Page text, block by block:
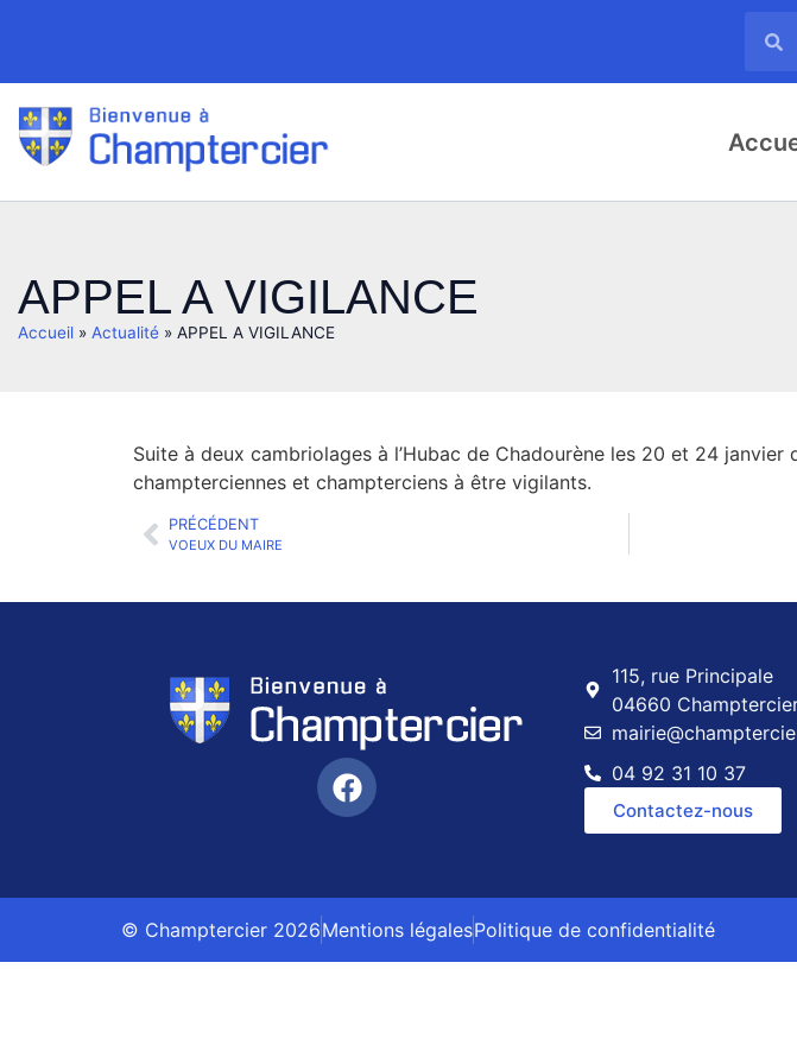
APPEL A VIGILANCE
Accueil » Actualité » APPEL A VIGILANCE
Suite à deux cambriolages à l’Hubac de Chadourène les 20 et 24 janvier
champterciennes et champterciens à être vigilants.
PRÉCÉDENT
VOEUX DU MAIRE
115, rue Principale
04660
04 92 31 10 37
Contactez-nous
© Champtercier 2026Mentions légalesPolitique de confidentialité